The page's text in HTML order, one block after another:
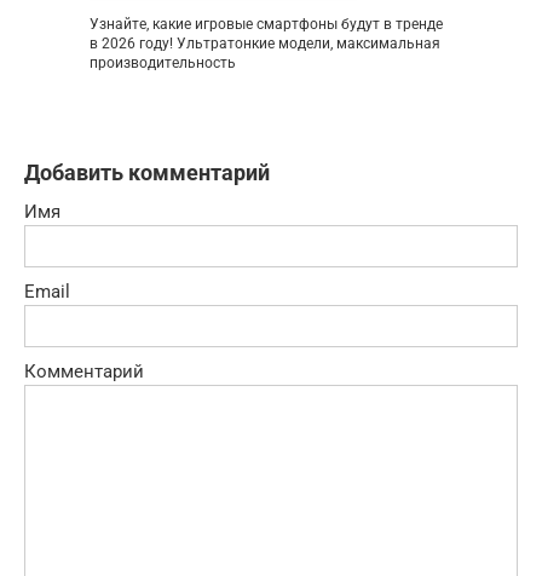
Узнайте, какие игровые смартфоны будут в тренде
в 2026 году! Ультратонкие модели, максимальная
производительность
Добавить комментарий
Имя
Email
Комментарий